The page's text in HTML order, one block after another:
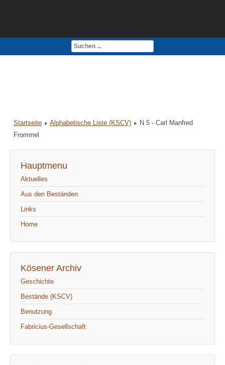
Impressum
Startseite Alphabetische Liste (KSCV)
N 5 - Carl Manfred
Frommel
Hauptmenu
Aktuelles
Aus den Beständen
Links
Home
Kösener Archiv
Geschichte
Bestände (KSCV)
Benutzung
Fabricius-Gesellschaft